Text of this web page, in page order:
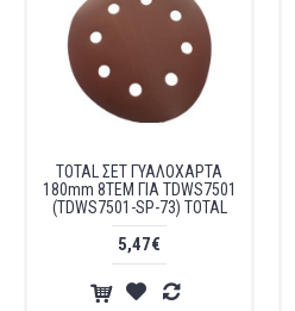
TOTAL ΣΕΤ ΓΥΑΛΟΧΑΡΤΑ
180mm 8TEM ΓΙΑ TDWS7501
(TDWS7501-SP-73) TOTAL
5,47€